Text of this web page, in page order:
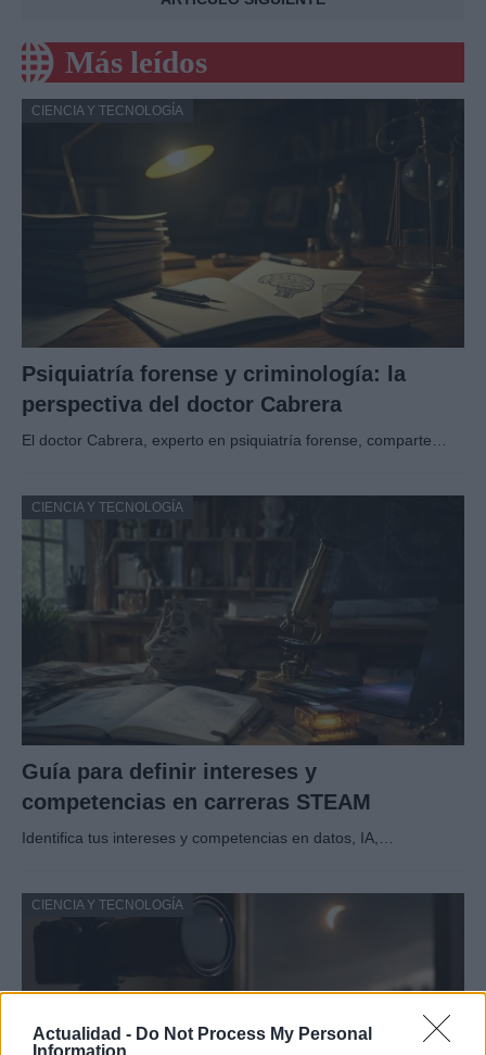
Actualidad - Do Not Process My Personal
Information
Más leídos
CIENCIA Y TECNOLOGÍA
Psiquiatría forense y criminología: la
perspectiva del doctor Cabrera
El doctor Cabrera, experto en psiquiatría forense, comparte…
CIENCIA Y TECNOLOGÍA
Guía para definir intereses y
competencias en carreras STEAM
Identifica tus intereses y competencias en datos, IA,…
CIENCIA Y TECNOLOGÍA